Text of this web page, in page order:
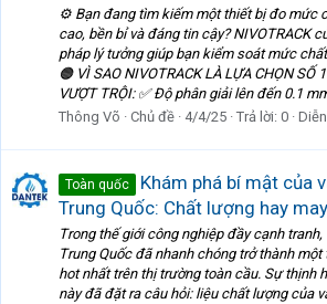
⚙️ Bạn đang tìm kiếm một thiết bị đo mức
cao, bền bỉ và đáng tin cậy? NIVOTRACK
pháp lý tưởng giúp bạn kiểm soát mức
🟠 VÌ SAO NIVOTRACK LÀ LỰA CHỌN SỐ
VƯỢT TRỘI: ✅ Độ phân giải lên đến 0.1
Thông Võ
Chủ đề 4/4/25 Trả lời: 0
Toàn quốc
Khám phá bí mật của
Trung Quốc: Chất lượng hay
Trong thế giới công nghiệp đầy cạnh
Trung Quốc đã nhanh chóng trở thành
hot nhất trên thị trường toàn cầu. Sự thịnh
này đã đặt ra câu hỏi: liệu chất lượng của